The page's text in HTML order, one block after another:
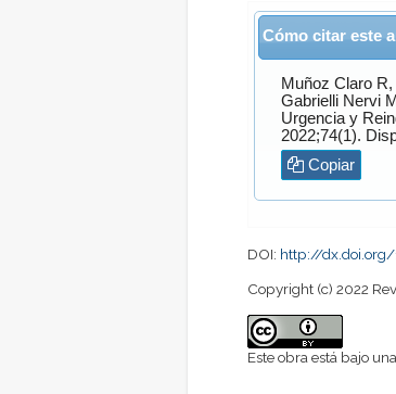
Cómo citar este
Muñoz ClaroR,
Gabrielli Nervi
Urgencia y
Copiar
DOI: http://dx.doi.org/
Copyright (c) 2022
Este obra está bajo una